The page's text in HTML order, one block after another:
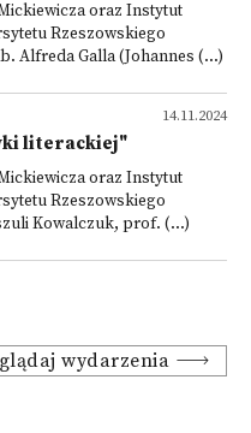
oraz Instytut
Rzeszowskiego
Alfreda Galla (Johannes (...)
14.11.2024
literackiej"
oraz Instytut
Rzeszowskiego
Kowalczuk, prof. (...)
wydarzenia